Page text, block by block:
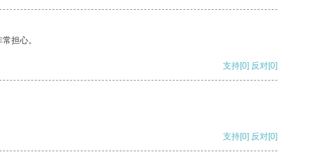
担心。
支持[0] 反对[0]
支持[0] 反对[0]